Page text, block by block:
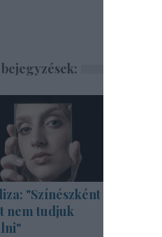
"Színészként a
nem tudjuk